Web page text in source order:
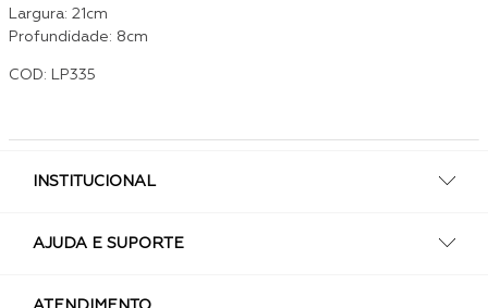
Largura: 21cm
Profundidade: 8cm
COD: LP335
INSTITUCIONAL
AJUDA E SUPORTE